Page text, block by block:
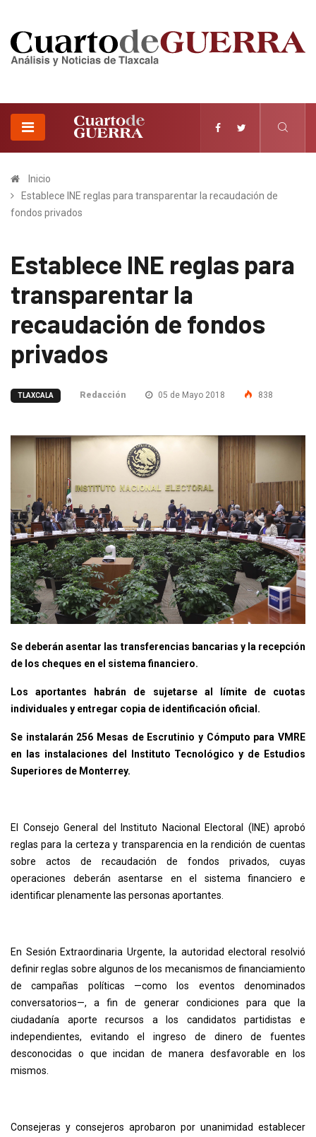
Inicio
Establece INE reglas para transparentar la recaudación de
fondos privados
Establece INE reglas para
transparentar la
recaudación de fondos
privados
TLAXCALA Redacción 05 de Mayo 2018 838
Se deberán asentar las transferencias bancarias y la recepción
de los cheques en el sistema financiero.
Los aportantes habrán de sujetarse al límite de cuotas
individuales y entregar copia de identificación oficial.
Se instalarán 256 Mesas de Escrutinio y Cómputo para VMRE
en las instalaciones del Instituto Tecnológico y de Estudios
Superiores de Monterrey.
El Consejo General del Instituto Nacional Electoral (INE) aprobó
reglas para la certeza y transparencia en la rendición de cuentas
sobre actos de recaudación de fondos privados, cuyas
operaciones deberán asentarse en el sistema financiero e
identificar plenamente las personas aportantes.
En Sesión Extraordinaria Urgente, la autoridad electoral resolvió
definir reglas sobre algunos de los mecanismos de financiamiento
de campañas políticas —como los eventos denominados
conversatorios—, a fin de generar condiciones para que la
ciudadanía aporte recursos a los candidatos partidistas e
independientes, evitando el ingreso de dinero de fuentes
desconocidas o que incidan de manera desfavorable en los
mismos.
Consejeras y consejeros aprobaron por unanimidad establecer